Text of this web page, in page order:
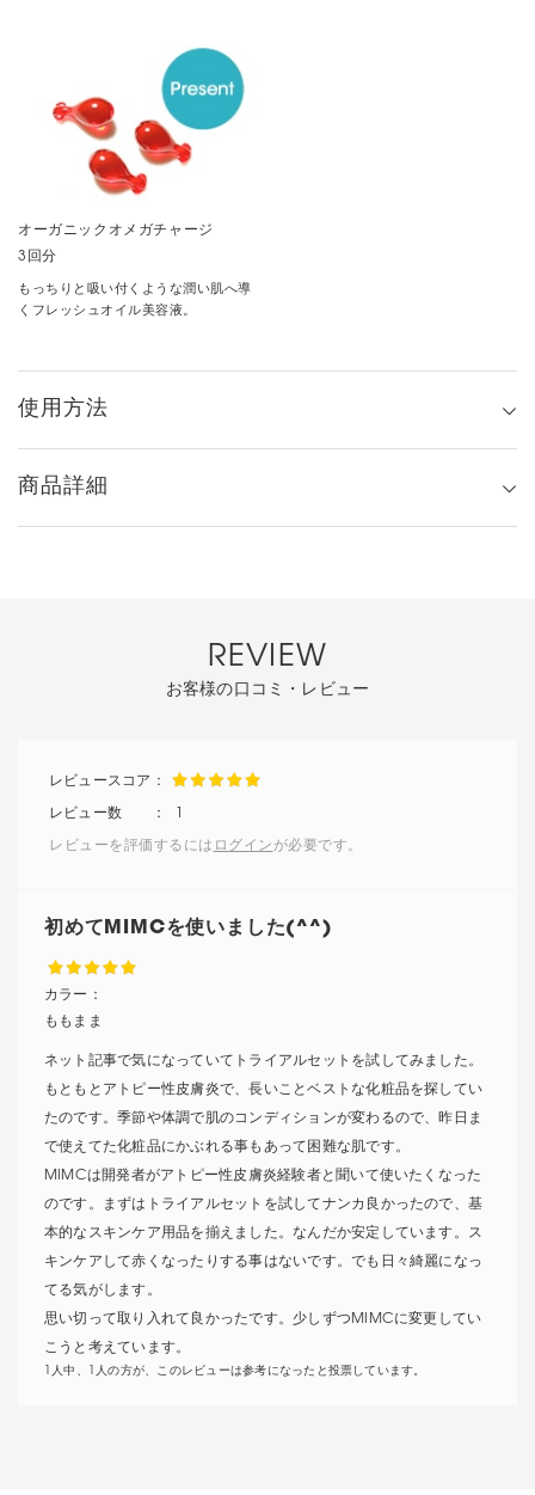
オーガニックオメガチャージ
3回分
もっちりと吸い付くような潤い肌へ導
くフレッシュオイル美容液。
使用方法
商品詳細
REVIEW
お客様の口コミ・レビュー
レビューを評価するには ログイン が必要です。
初めてMIMCを使いました(^^)
ももまま
カラー：
ネット記事で気になっていてトライアルセットを試してみました。
もともとアトピー性皮膚炎で、長いことベストな化粧品を探してい
たのです。季節や体調で肌のコンディションが変わるので、昨日ま
で使えてた化粧品にかぶれる事もあって困難な肌です。
MIMCは開発者がアトピー性皮膚炎経験者と聞いて使いたくなった
のです。まずはトライアルセットを試してナンカ良かったので、基
本的なスキンケア用品を揃えました。なんだか安定しています。ス
キンケアして赤くなったりする事はないです。でも日々綺麗になっ
てる気がします。
思い切って取り入れて良かったです。少しずつMIMCに変更してい
こうと考えています。
1人中、1人の方が、このレビューは参考になったと投票しています。